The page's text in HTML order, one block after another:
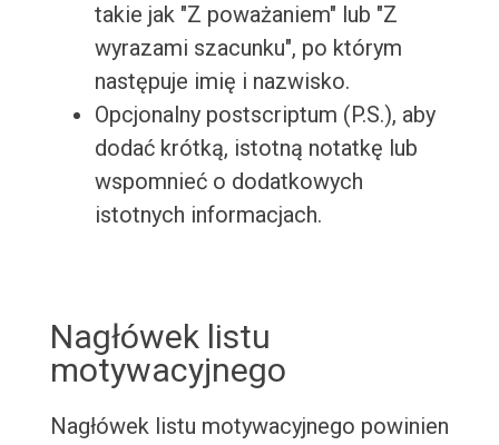
takie jak "Z poważaniem" lub "Z
wyrazami szacunku", po którym
następuje imię i nazwisko.
Opcjonalny postscriptum (P.S.), aby
dodać krótką, istotną notatkę lub
wspomnieć o dodatkowych
istotnych informacjach.
Nagłówek listu
motywacyjnego
Nagłówek listu motywacyjnego powinien